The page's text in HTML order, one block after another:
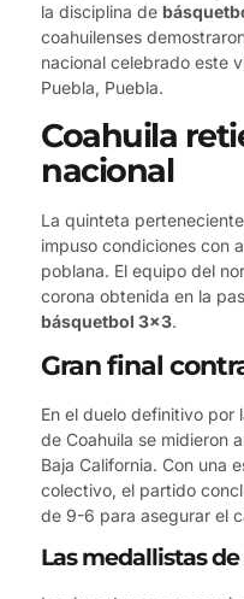
la disciplina de
coahuilenses
nacional celebrado este
Puebla, Puebla.
Coahuila
nacional
La quinteta
impuso condiciones con
poblana. El equipo del
corona obtenida en la
básquetbol 3×3.
Gran final
En el duelo definitivo por
de Coahuila se midieron
Baja California. Con una
colectivo, el partido
de 9-6 para asegurar el
Las medallistas